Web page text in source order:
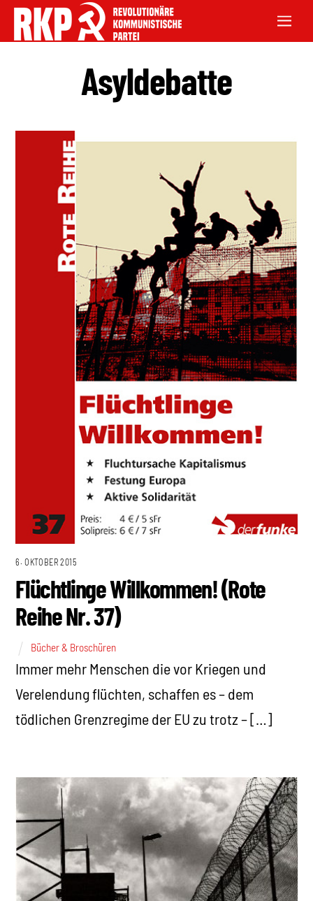
Asyldebatte
6. OKTOBER 2015
Flüchtlinge Willkommen! (Rote
Reihe Nr. 37)
Bücher & Broschüren
Immer mehr Menschen die vor Kriegen und
Verelendung flüchten, schaffen es – dem
tödlichen Grenzregime der EU zu trotz – […]